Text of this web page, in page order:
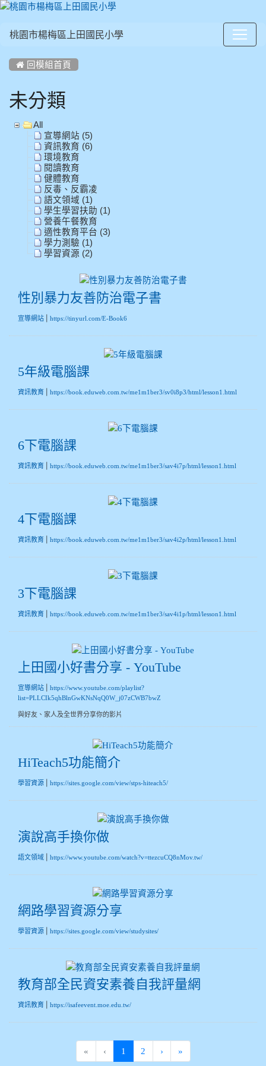
桃園市楊梅區上田國民小學
 回模組首頁
未分類
All
宣導網站 (5)
資訊教育 (6)
環境教育
閱讀教育
健體教育
反毒、反霸凌
語文領域 (1)
學生學習扶助 (1)
營養午餐教育
適性教育平台 (3)
學力測驗 (1)
學習資源 (2)
性別暴力友善防治電子書
宣導網站 https://tinyurl.com/E-Book6
5年級電腦課
資訊教育 https://book.eduweb.com.tw/me1m1ber3/sv0i8p3/html/lesson1.html
6下電腦課
資訊教育 https://book.eduweb.com.tw/me1m1ber3/sav4i7p/html/lesson1.html
4下電腦課
資訊教育 https://book.eduweb.com.tw/me1m1ber3/sav4i2p/html/lesson1.html
3下電腦課
資訊教育 https://book.eduweb.com.tw/me1m1ber3/sav4i1p/html/lesson1.html
上田國小好書分享 - YouTube
宣導網站
https://www.youtube.com/playlist?
list=PLLCIk5qhBlnGwKNsNqQ0W_j07zCWB7bwZ
與好友、家人及全世界分享你的影片
HiTeach5功能簡介
學習資源 https://sites.google.com/view/stps-hiteach5/
演說高手換你做
語文領域 https://www.youtube.com/watch?v=ttezcuCQ8nMov.tw/
網路學習資源分享
學習資源 https://sites.google.com/view/studysites/
教育部全民資安素養自我評量網
資訊教育 https://isafeevent.moe.edu.tw/
« ‹ 1 (current)
2 › »